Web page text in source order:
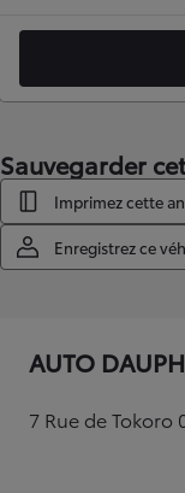
Sauvegarder
Imprimez cette
Enregistrez ce
AUTO
7 Rue de Tokoro